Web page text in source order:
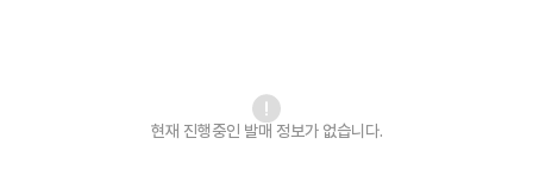
현재 진행중인 발매 정보가 없습니다.